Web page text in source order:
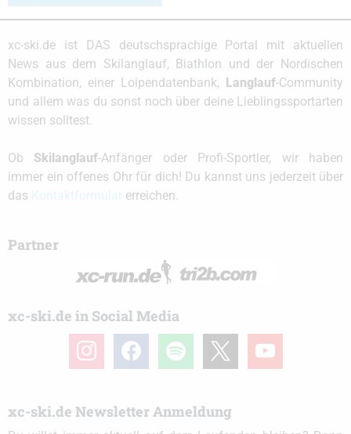
xc-ski.de ist DAS deutschsprachige Portal mit aktuellen
News aus dem Skilanglauf, Biathlon und der Nordischen
Kombination, einer Loipendatenbank,
Langlauf-Community
und allem was du sonst noch über deine Lieblingssportarten
wissen solltest.
Ob Skilanglauf-Anfänger oder Profi-Sportler, wir haben
immer ein offenes Ohr für dich! Du kannst uns jederzeit über
das
erreichen.
Partner
xc-ski.de in Social Media
instagramfacebook spotify youtube
xc-ski.de Newsletter Anmeldung